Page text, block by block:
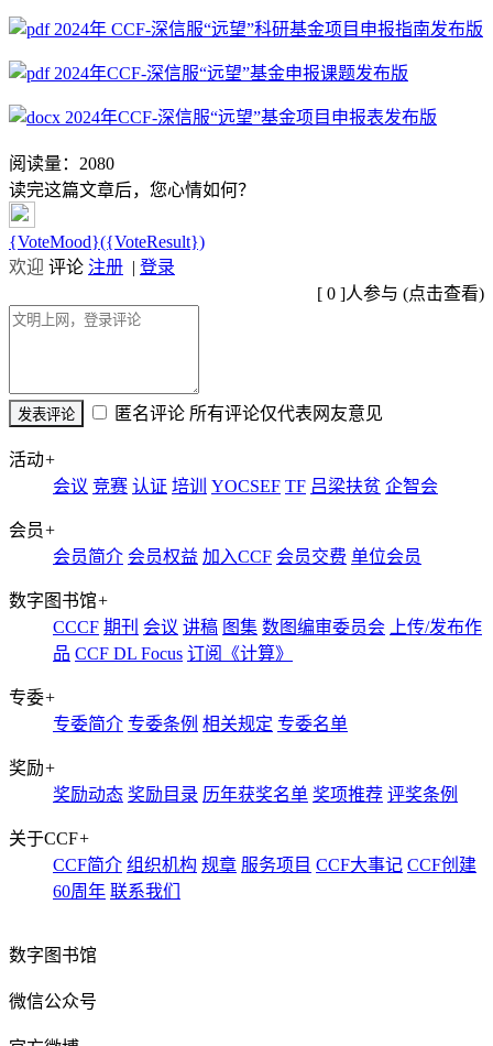
2024年 CCF-深信服“远望”科研基金项目申报指南发布版
2024年CCF-深信服“远望”基金申报课题发布版
2024年CCF-深信服“远望”基金项目申报表发布版
阅读量： 2080
读完这篇文章后，您心情如何？
{VoteMood}({VoteResult})
欢迎 评论 注册 | 登录
[ 0 ]人参与 (点击查看)
匿名评论 所有评论仅代表网友意见
活动+
会议 竞赛 认证 培训 YOCSEF TF 吕梁扶贫 企智会
会员+
会员简介 会员权益 加入CCF 会员交费 单位会员
数字图书馆+
CCCF 期刊 会议 讲稿 图集 数图编审委员会
上传/发布作
品 CCF DL Focus 订阅《计算》
专委+
专委简介 专委条例 相关规定 专委名单
奖励+
奖励动态 奖励目录 历年获奖名单 奖项推荐 评奖条例
关于CCF+
CCF简介 组织机构 规章 服务项目 CCF大事记 CCF创建
60周年 联系我们
数字图书馆
微信公众号